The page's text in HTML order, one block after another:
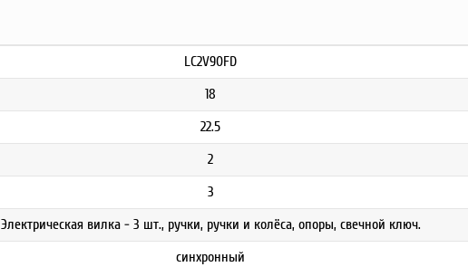
LC2V90FD
18
22.5
2
3
Электрическая вилка - 3 шт., ручки, ручки и колёса, опоры, свечной ключ.
синхронный